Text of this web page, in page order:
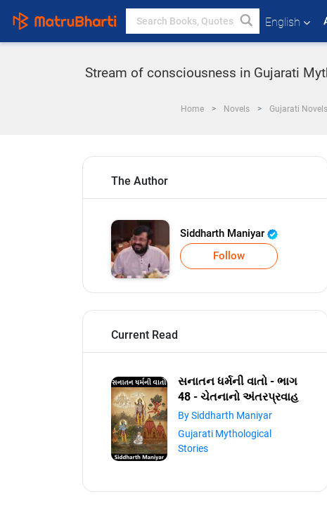
English
Stream of consciousness in Gujarati
Home Novels Gujarati Novels
The Author
Siddharth Maniyar
Follow
Current Read
સનાતન ધર્મની વાતો - ભાગ
48 - ચેતનાનો અંતરપ્રવાહ
By Siddharth Maniyar
Gujarati Mythological
Stories